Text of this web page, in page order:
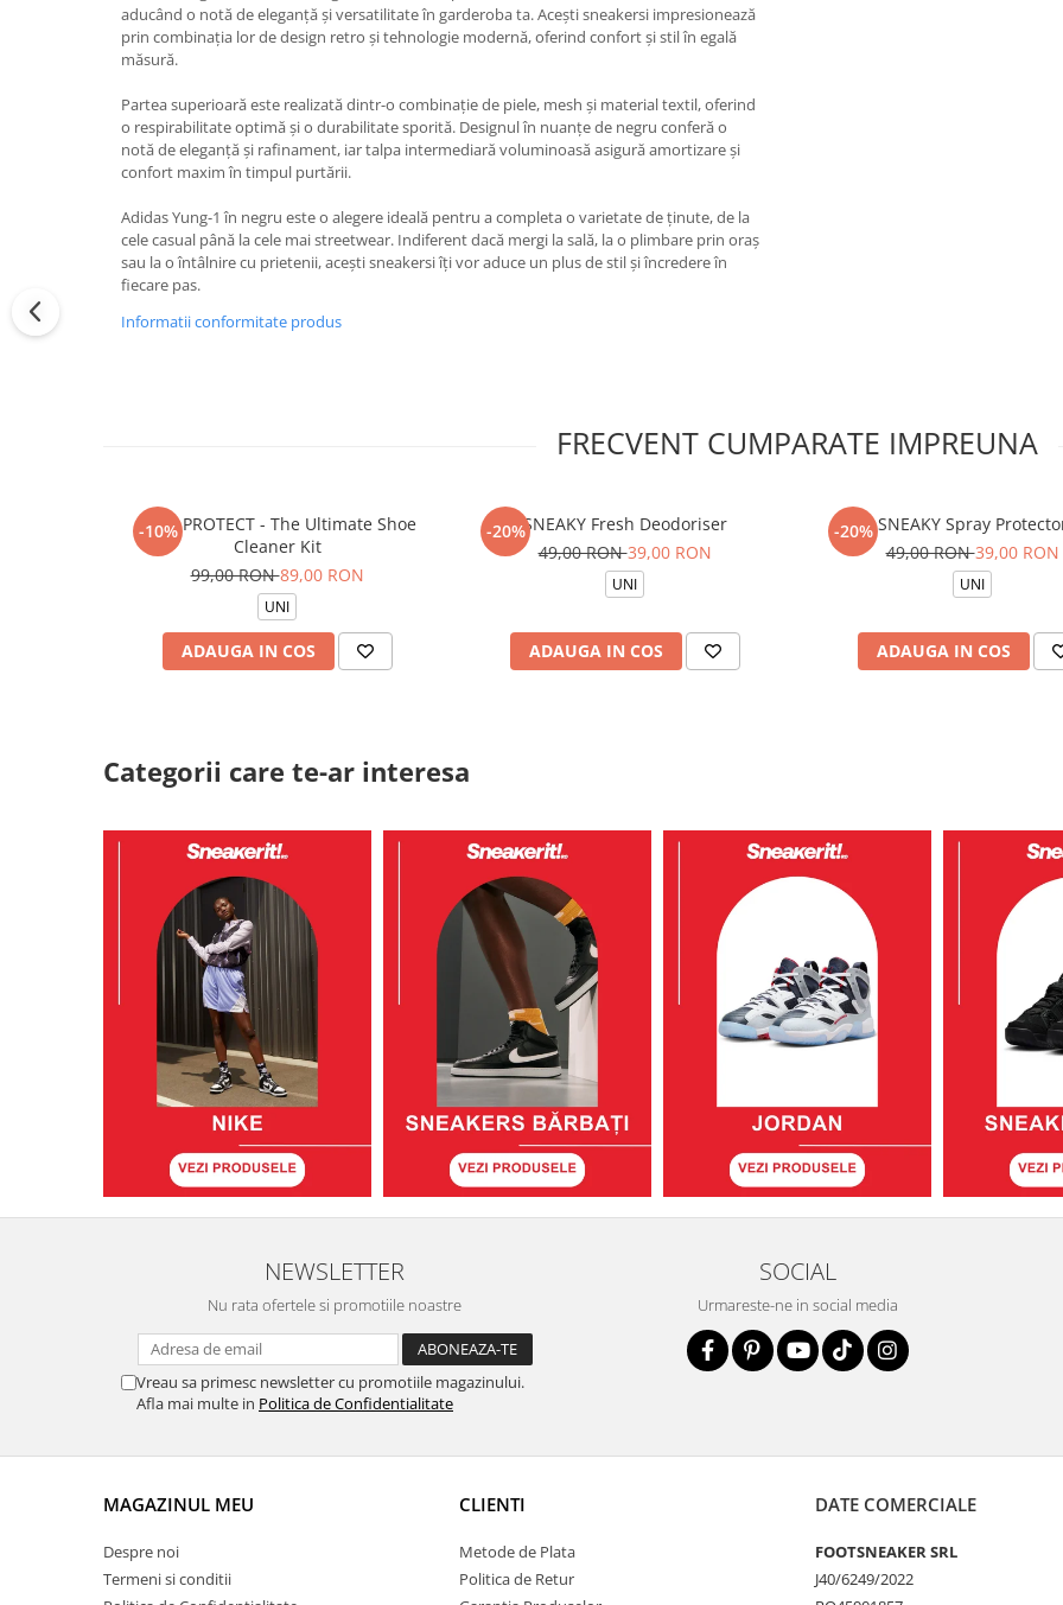
aducând o notă de eleganță și versatilitate în garderoba ta. Acești sneakersi impresionează
prin combinația lor de design retro și tehnologie modernă, oferind confort și stil în egală
măsură.
Partea superioară este realizată dintr-o combinație de piele, mesh și material textil, oferind
o respirabilitate optimă și o durabilitate sporită. Designul în nuanțe de negru conferă o
notă de eleganță și rafinament, iar talpa intermediară voluminoasă asigură amortizare și
confort maxim în timpul purtării.
Adidas Yung-1 în negru este o alegere ideală pentru a completa o varietate de ținute, de la
cele casual până la cele mai streetwear. Indiferent dacă mergi la sală, la o plimbare prin oraș
sau la o întâlnire cu prietenii, acești sneakersi îți vor aduce un plus de stil și încredere în
fiecare pas.
Informatii conformitate produs
FRECVENT CUMPARATE IMPREUNA
-10%
CREP PROTECT - The Ultimate Shoe
Cleaner Kit
99,00 RON89,00 RON
UNI
ADAUGA IN COS
-20%SNEAKY Fresh Deodoriser
49,00 RON39,00 RON
UNI
ADAUGA IN COS
-20% SNEAKY Spray
49,00 RON39,00 RON
UNI
ADAUGA IN COS
Categorii care te-ar interesa
NEWSLETTER
Nu rata ofertele si promotiile noastre
Vreau sa primesc newsletter cu promotiile magazinului.
Afla mai multe in Politica de Confidentialitate
SOCIAL
Urmareste-ne in social media
MAGAZINUL MEU
Despre noi
Termeni si conditii
CLIENTI
Metode de Plata
Politica de Retur
DATE COMERCIALE
FOOTSNEAKER SRL
J40/6249/2022